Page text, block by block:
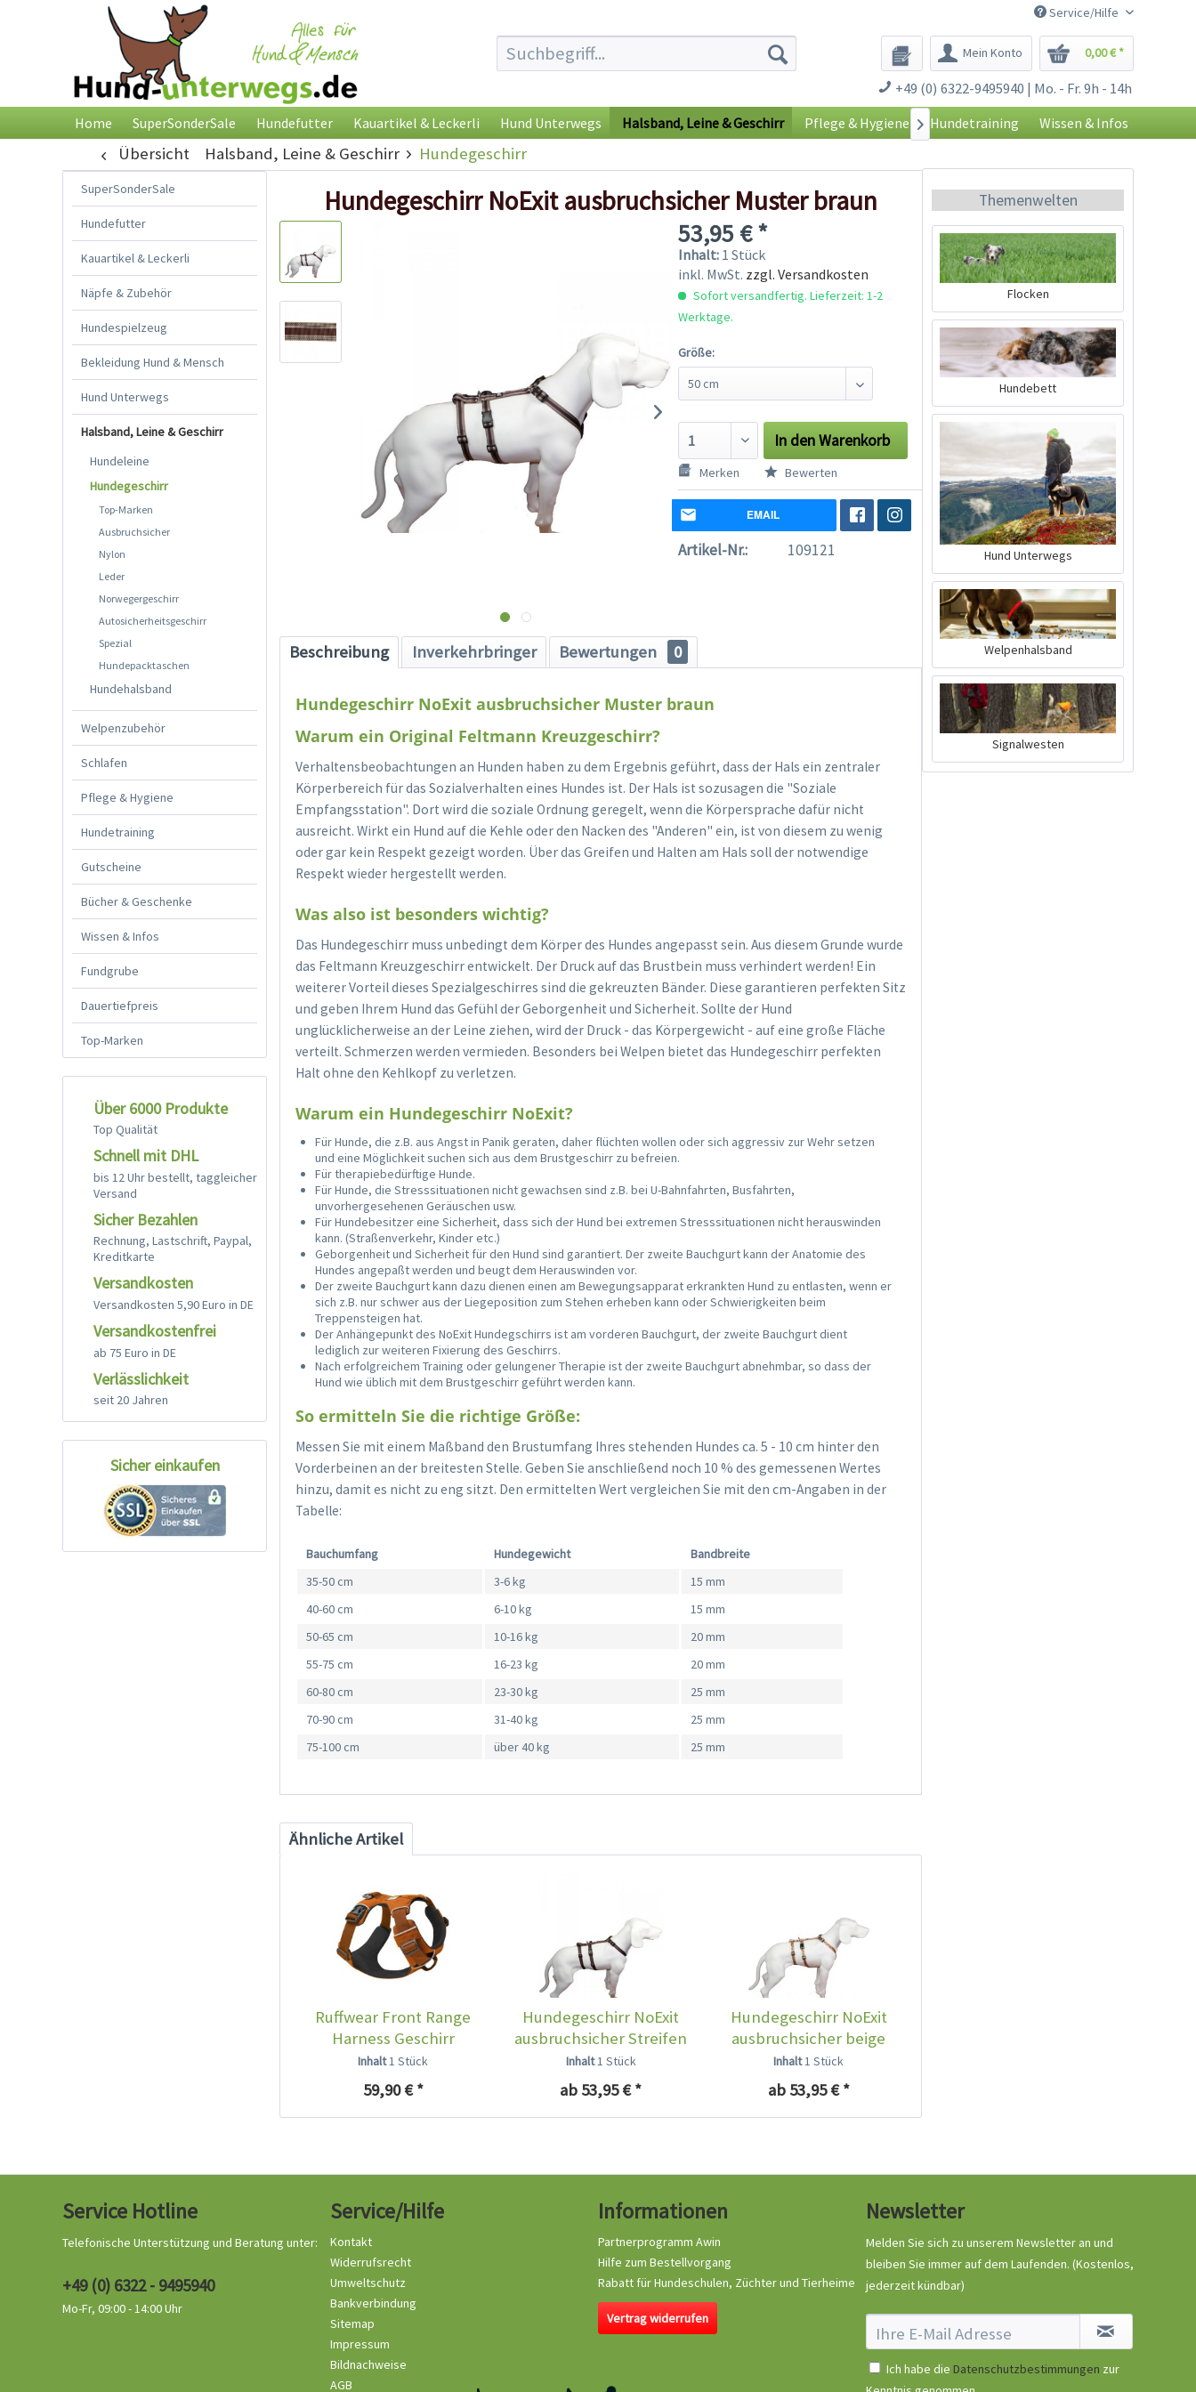
Service/Hilfe
Mein Konto 0,00 € *
+49 (0) 6322-9495940 | Mo. - Fr. 9h - 14h
Home SuperSonderSale Hundefutter Kauartikel & Leckerli Hund Unterwegs Halsband, Leine & Geschirr Pflege & Hygiene Hundetraining Wissen & Infos

Übersicht Halsband, Leine & Geschirr Hundegeschirr
SuperSonderSale
Hundefutter
Kauartikel & Leckerli
Näpfe & Zubehör
Hundespielzeug
Bekleidung Hund & Mensch
Hund Unterwegs
Halsband, Leine & Geschirr
Hundeleine
Hundegeschirr
Top-Marken
Ausbruchsicher
Nylon
Leder
Norwegergeschirr
Autosicherheitsgeschirr
Spezial
Hundepacktaschen
Hundehalsband
Welpenzubehör
Schlafen
Pflege & Hygiene
Hundetraining
Gutscheine
Bücher & Geschenke
Wissen & Infos
Fundgrube
Dauertiefpreis
Top-Marken
Über 6000 Produkte
Top Qualität
Schnell mit DHL
bis 12 Uhr bestellt, taggleicher
Versand
Sicher Bezahlen
Rechnung, Lastschrift, Paypal,
Kreditkarte
Versandkosten
Versandkosten 5,90 Euro in DE
Versandkostenfrei
ab 75 Euro in DE
Verlässlichkeit
seit 20 Jahren
Sicher einkaufen
Hundegeschirr NoExit ausbruchsicher Muster braun
53,95 € *
Inhalt: 1 Stück
inkl. MwSt. zzgl. Versandkosten
Sofort versandfertig. Lieferzeit: 1-2
Werktage.
Größe:
In den Warenkorb
Merken Bewerten
EMAIL
Artikel-Nr.: 109121
Beschreibung Inverkehrbringer Bewertungen 0
Hundegeschirr NoExit ausbruchsicher Muster braun
Warum ein Original Feltmann Kreuzgeschirr?
Verhaltensbeobachtungen an Hunden haben zu dem Ergebnis geführt, dass der Hals ein zentraler
Körperbereich für das Sozialverhalten eines Hundes ist. Der Hals ist sozusagen die "Soziale
Empfangsstation". Dort wird die soziale Ordnung geregelt, wenn die Körpersprache dafür nicht
ausreicht. Wirkt ein Hund auf die Kehle oder den Nacken des "Anderen" ein, ist von diesem zu wenig
oder gar kein Respekt gezeigt worden. Über das Greifen und Halten am Hals soll der notwendige
Respekt wieder hergestellt werden.
Was also ist besonders wichtig?
Das Hundegeschirr muss unbedingt dem Körper des Hundes angepasst sein. Aus diesem Grunde wurde
das Feltmann Kreuzgeschirr entwickelt. Der Druck auf das Brustbein muss verhindert werden! Ein
weiterer Vorteil dieses Spezialgeschirres sind die gekreuzten Bänder. Diese garantieren perfekten Sitz
und geben Ihrem Hund das Gefühl der Geborgenheit und Sicherheit. Sollte der Hund
unglücklicherweise an der Leine ziehen, wird der Druck - das Körpergewicht - auf eine große Fläche
verteilt. Schmerzen werden vermieden. Besonders bei Welpen bietet das Hundegeschirr perfekten
Halt ohne den Kehlkopf zu verletzen.
Warum ein Hundegeschirr NoExit?
Für Hunde, die z.B. aus Angst in Panik geraten, daher flüchten wollen oder sich aggressiv zur Wehr setzen
und eine Möglichkeit suchen sich aus dem Brustgeschirr zu befreien.
Für therapiebedürftige Hunde.
Für Hunde, die Stresssituationen nicht gewachsen sind z.B. bei U-Bahnfahrten, Busfahrten,
unvorhergesehenen Geräuschen usw.
Für Hundebesitzer eine Sicherheit, dass sich der Hund bei extremen Stresssituationen nicht herauswinden
kann. (Straßenverkehr, Kinder etc.)
Geborgenheit und Sicherheit für den Hund sind garantiert. Der zweite Bauchgurt kann der Anatomie des
Hundes angepaßt werden und beugt dem Herauswinden vor.
Der zweite Bauchgurt kann dazu dienen einen am Bewegungsapparat erkrankten Hund zu entlasten, wenn er
sich z.B. nur schwer aus der Liegeposition zum Stehen erheben kann oder Schwierigkeiten beim
Treppensteigen hat.
Der Anhängepunkt des NoExit Hundegschirrs ist am vorderen Bauchgurt, der zweite Bauchgurt dient
lediglich zur weiteren Fixierung des Geschirrs.
Nach erfolgreichem Training oder gelungener Therapie ist der zweite Bauchgurt abnehmbar, so dass der
Hund wie üblich mit dem Brustgeschirr geführt werden kann.
So ermitteln Sie die richtige Größe:
Messen Sie mit einem Maßband den Brustumfang Ihres stehenden Hundes ca. 5 - 10 cm hinter den
Vorderbeinen an der breitesten Stelle. Geben Sie anschließend noch 10 % des gemessenen Wertes
hinzu, damit es nicht zu eng sitzt. Den ermittelten Wert vergleichen Sie mit den cm-Angaben in der
Tabelle:
Bauchumfang Hundegewicht
Bandbreite
35-50 cm
3-6 kg
15 mm
40-60 cm
6-10 kg
15 mm
50-65 cm
10-16 kg
20 mm
55-75 cm
16-23 kg
20 mm
60-80 cm
23-30 kg
25 mm
70-90 cm
31-40 kg
25 mm
75-100 cm
über 40 kg 25 mm
Ähnliche Artikel
Ruffwear Front Range
Harness Geschirr
Campfire...
Inhalt1 Stück
59,90 € *
Hundegeschirr NoExit
ausbruchsicher Streifen
braun
Inhalt1 Stück
ab 53,95 € *
Hundegeschirr NoExit
ausbruchsicher beige
mit...
Inhalt1 Stück
ab 53,95 € *
Themenwelten
Flocken
Hundebett
Hund Unterwegs
Welpenhalsband
Signalwesten
Service Hotline
Telefonische Unterstützung und Beratung unter:
+49 (0) 6322 - 9495940
Mo-Fr, 09:00 - 14:00 Uhr
Service/Hilfe
Kontakt
Widerrufsrecht
Umweltschutz
Bankverbindung
Sitemap
Impressum
Bildnachweise
AGB
Informationen
Partnerprogramm Awin
Hilfe zum Bestellvorgang
Rabatt für Hundeschulen, Züchter und Tierheime
Vertrag widerrufen
Newsletter
Melden Sie sich zu unserem Newsletter an und
bleiben Sie immer auf dem Laufenden. (Kostenlos,
jederzeit kündbar)
Ich habe die Datenschutzbestimmungen zur